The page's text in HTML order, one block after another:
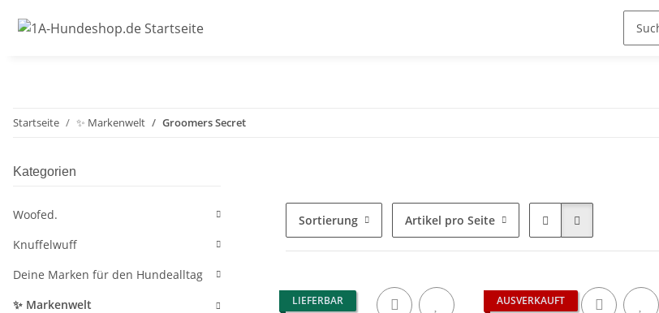
Startseite ✨ Markenwelt Groomers Secret
Sortierung Artikel pro Seite
LIEFERBAR AUSVERKAUFT
Kategorien
Woofed.
Knuffelwuff
Deine Marken für den Hundealltag
✨ Markenwelt